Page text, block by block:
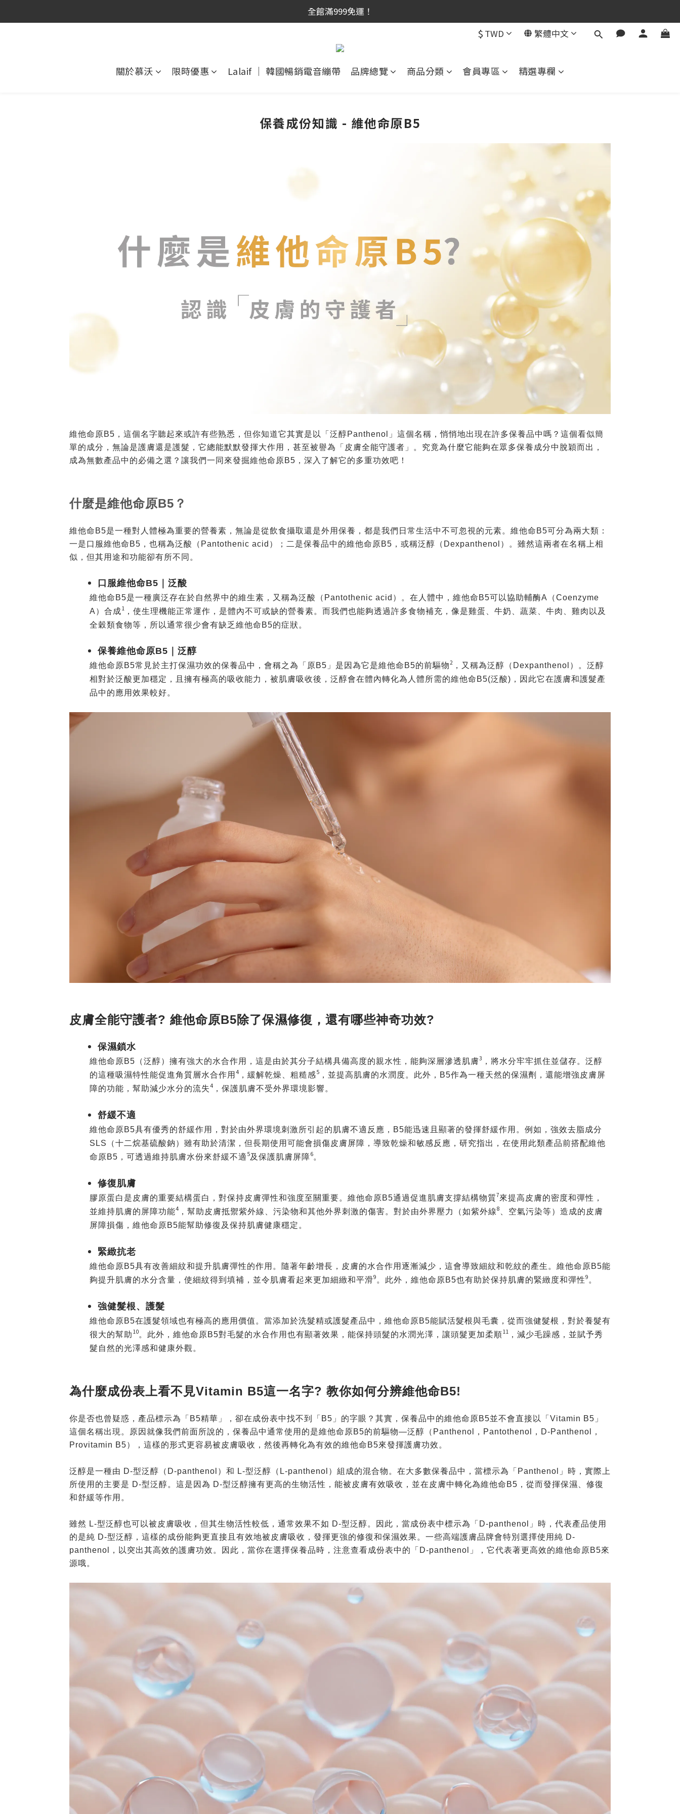
官網新會員首購享$300購物金！（註冊180天内有效，滿千使用）
官網新會員首購享$300購物金！（註冊180天内有效，滿千使用）
$ TWD 繁體中文
關於慕沃 限時優惠 Lalaif ｜ 韓國暢銷電音繃帶 品牌總覽 商品分類 會員專區 精選專欄
保養成份知識 - 維他命原B5
維他命原B5，這個名字聽起來或許有些熟悉，但你知道它其實是以「泛醇Panthenol」這個名稱，悄悄地出現在許多保養品中嗎？這個看似簡
單的成分，無論是護膚還是護髮，它總能默默發揮大作用，甚至被譽為「皮膚全能守護者」。究竟為什麼它能夠在眾多保養成分中脫穎而出，
成為無數產品中的必備之選？讓我們一同來發掘維他命原B5，深入了解它的多重功效吧！
什麼是維他命原B5？
維他命B5是一種對人體極為重要的營養素，無論是從飲食攝取還是外用保養，都是我們日常生活中不可忽視的元素。維他命B5可分為兩大類：
一是口服維他命B5，也稱為泛酸（Pantothenic acid）；二是保養品中的維他命原B5，或稱泛醇（Dexpanthenol）。雖然這兩者在名稱上相
似，但其用途和功能卻有所不同。
口服維他命B5｜泛酸
維他命B5是一種廣泛存在於自然界中的維生素，又稱為泛酸（Pantothenic acid）。在人體中，維他命B5可以協助輔酶A（Coenzyme
A）合成1 ，使生理機能正常運作，是體內不可或缺的營養素。而我們也能夠透過許多食物補充，像是雞蛋、牛奶、蔬菜、牛肉、雞肉以及
全穀類食物等，所以通常很少會有缺乏維他命B5的症狀。
保養維他命原B5｜泛醇
維他命原B5常見於主打保濕功效的保養品中，會稱之為「原B5」是因為它是維他命B5的前驅物2 ，又稱為泛醇（Dexpanthenol）。泛醇
相對於泛酸更加穩定，且擁有極高的吸收能力，被肌膚吸收後，泛醇會在體內轉化為人體所需的維他命B5(泛酸)，因此它在護膚和護髮產
品中的應用效果較好。
皮膚全能守護者? 維他命原B5除了保濕修復，還有哪些神奇功效?
保濕鎖水
維他命原B5（泛醇）擁有強大的水合作用，這是由於其分子結構具備高度的親水性，能夠深層滲透肌膚3 ，將水分牢牢抓住並儲存。泛醇
的這種吸濕特性能促進角質層水合作用 4 ，緩解乾燥、粗糙感5 ，並提高肌膚的水潤度。此外，B5作為一種天然的保濕劑，還能增強皮膚屏
障的功能，幫助減少水分的流失4 ，保護肌膚不受外界環境影響。
舒緩不適
維他命原B5具有優秀的舒緩作用，對於由外界環境刺激所引起的肌膚不適反應，B5能迅速且顯著的發揮舒緩作用。例如，強效去脂成分
SLS（十二烷基硫酸鈉）雖有助於清潔，但長期使用可能會損傷皮膚屏障，導致乾燥和敏感反應，研究指出，在使用此類產品前搭配維他
命原B5，可透過維持肌膚水份來舒緩不適 5及保護肌膚屏障6。
修復肌膚
膠原蛋白是皮膚的重要結構蛋白，對保持皮膚彈性和強度至關重要。維他命原B5通過促進肌膚支撐結構物質7來提高皮膚的密度和彈性，
並維持肌膚的屏障功能4 ，幫助皮膚抵禦紫外線、污染物和其他外界刺激的傷害。對於由外界壓力（如紫外線8
、空氣污染等）造成的皮膚
屏障損傷，維他命原B5能幫助修復及保持肌膚健康穩定。
緊緻抗老
維他命原B5具有改善細紋和提升肌膚彈性的作用。隨著年齡增長，皮膚的水合作用逐漸減少，這會導致細紋和乾紋的產生。維他命原B5能
夠提升肌膚的水分含量，使細紋得到填補，並令肌膚看起來更加細緻和平滑9 。此外，維他命原B5也有助於保持肌膚的緊緻度和彈性9 。
強健髮根、護髮
維他命原B5在護髮領域也有極高的應用價值。當添加於洗髮精或護髮產品中，維他命原B5能賦活髮根與毛囊，從而強健髮根，對於養髮有
很大的幫助 10。此外，維他命原B5對毛髮的水合作用也有顯著效果，能保持頭髮的水潤光澤，讓頭髮更加柔順11 ， 減少毛躁感，並賦予秀
髮自然的光澤感和健康外觀。
為什麼成份表上看不見Vitamin B5這一名字? 教你如何分辨維他命B5!
你是否也曾疑惑，產品標示為「B5精華」，卻在成份表中找不到「B5」的字眼？其實，保養品中的維他命原B5並不會直接以「Vitamin B5」
這個名稱出現。原因就像我們前面所說的，保養品中通常使用的是維他命原B5的前驅物—泛醇（Panthenol，Pantothenol，D-Panthenol，
Provitamin B5），這樣的形式更容易被皮膚吸收，然後再轉化為有效的維他命B5來發揮護膚功效。
泛醇是一種由 D-型泛醇（D-panthenol）和 L-型泛醇（L-panthenol）組成的混合物。在大多數保養品中，當標示為「Panthenol」時，實際上
所使用的主要是 D-型泛醇。這是因為 D-型泛醇擁有更高的生物活性，能被皮膚有效吸收，並在皮膚中轉化為維他命B5，從而發揮保濕、修復
和舒緩等作用。
雖然 L-型泛醇也可以被皮膚吸收，但其生物活性較低，通常效果不如 D-型泛醇。因此，當成份表中標示為「D-panthenol」時，代表產品使用
的是純 D-型泛醇，這樣的成份能夠更直接且有效地被皮膚吸收，發揮更強的修復和保濕效果。一些高端護膚品牌會特別選擇使用純 D-
panthenol，以突出其高效的護膚功效。因此，當你在選擇保養品時，注意查看成份表中的「D-panthenol」，它代表著更高效的維他命原B5來
源哦。